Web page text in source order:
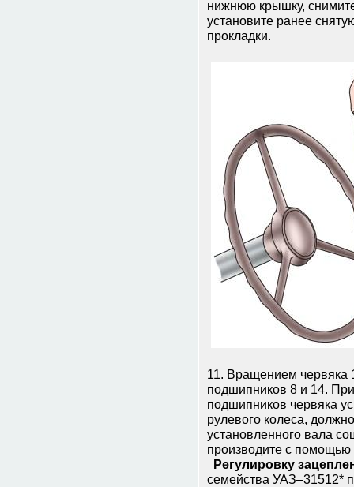
нижнюю крышку,
установите ранее
прокладки.
11. Вращением червяка
подшипников 8 и 14.
подшипников червяка
рулевого колеса,
установленного вала
производите с
Регулировку
семейства УАЗ–31512*